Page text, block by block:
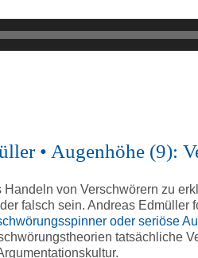
• Augenhöhe (9):
von Verschwörern zu
falsch sein. Andreas
oder seriöse
tatsächliche